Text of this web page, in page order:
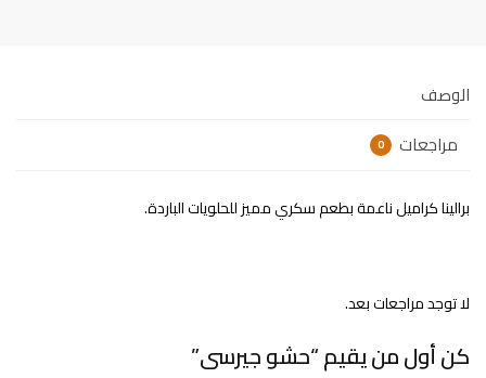
الوصف
مراجعات
0
برالينا كراميل ناعمة بطعم سكري مميز للحلويات الباردة.
لا توجد مراجعات بعد.
كن أول من يقيم “حشو جيرسى”